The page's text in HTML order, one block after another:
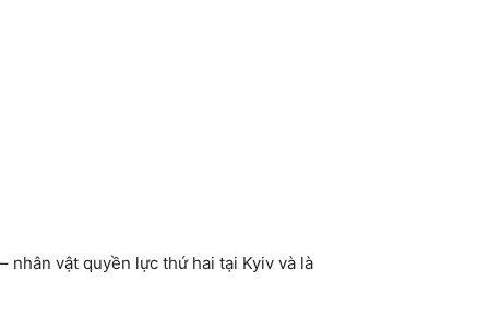
nhân vật quyền lực thứ hai tại Kyiv và là